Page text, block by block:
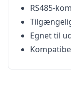
RS485-
Egnet til